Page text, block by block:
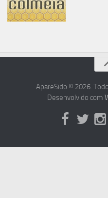
ApareSido © 2026.
Desenvolvido com